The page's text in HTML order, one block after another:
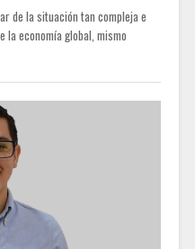
de la situación tan compleja e
la economía global, mismo